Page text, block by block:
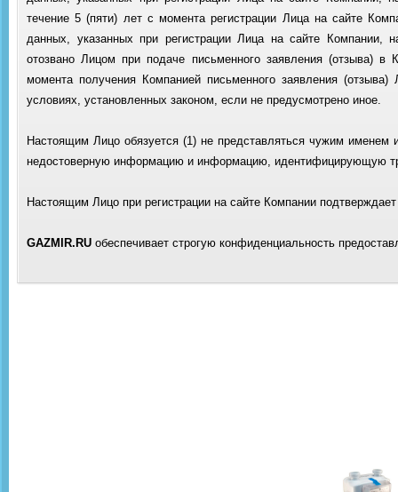
течение 5 (пяти) лет с момента регистрации Лица на сайте
данных, указанных при регистрации Лица на сайте Компании,
отозвано Лицом при подаче письменного заявления (отзыва)
момента получения Компанией письменного заявления
условиях, установленных законом, если не предусмотрено иное.
Настоящим Лицо обязуется (1) не представляться чужим именем
недостоверную информацию и информацию, идентифицирующую
Настоящим Лицо при регистрации на сайте Компании
GAZMIR.RU обеспечивает строгую конфиденциальность